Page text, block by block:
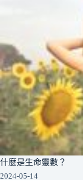
什麼是生命靈數？
2024-05-14